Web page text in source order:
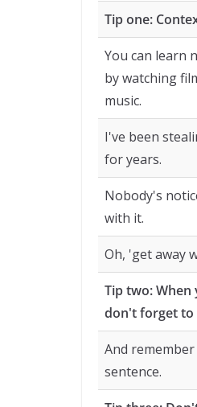
Tip one:
You can learn
by watching
music.
I've been
for years.
Nobody's
with it.
Oh, 'get away
Tip two: When
don't forget to
And
sentence.